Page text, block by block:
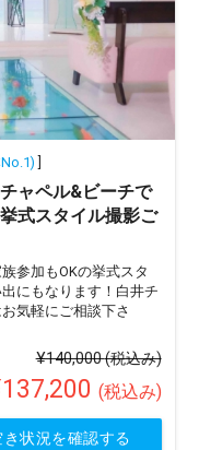
]
ャペル&ビーチで
式スタイル撮影ご
参加もOKの挙式スタ
にもなります！白井チ
気軽にご相談下さ
¥140,000(税込み)
(税込み)
き状況を確認する